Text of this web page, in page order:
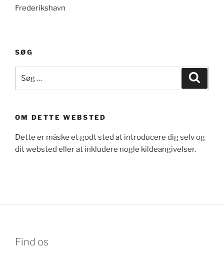
Frederikshavn
SØG
efter:
OM DETTE WEBSTED
Dette er måske et godt sted at introducere dig selv og
dit websted eller at inkludere nogle kildeangivelser.
Find os